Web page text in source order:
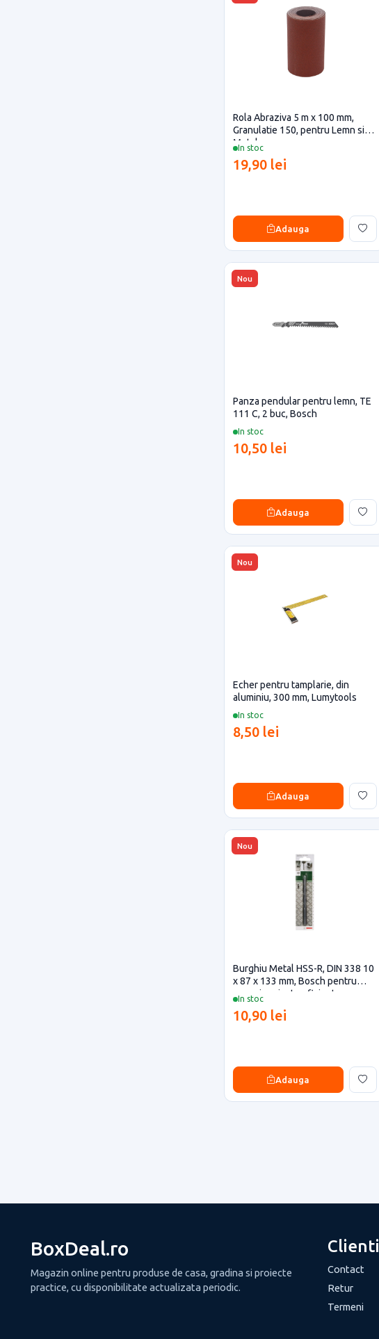
In stoc
Rola Abraziva 5 m x 100 mm,
Granulatie 150, pentru Lemn si
Metal
19,90 lei
Adauga
Nou
In stoc
Panza pendular pentru lemn, TE
111 C, 2 buc, Bosch
10,50 lei
Adauga
Nou
In stoc
Echer pentru tamplarie, din
aluminiu, 300 mm, Lumytools
8,50 lei
Adauga
Nou
In stoc
Burghiu Metal HSS-R, DIN 338 10
x 87 x 133 mm, Bosch pentru
casa si proiecte eficiente
10,90 lei
Adauga
BoxDeal.ro
Magazin online pentru produse de casa, gradina si proiecte
practice, cu disponibilitate actualizata periodic.
Clienti
Contact
Retur
Termeni